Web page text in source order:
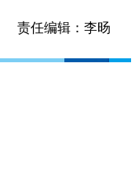
责任编辑：李旸